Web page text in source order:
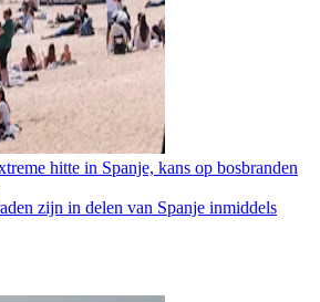
hitte in Spanje, kans op bosbranden
zijn in delen van Spanje inmiddels